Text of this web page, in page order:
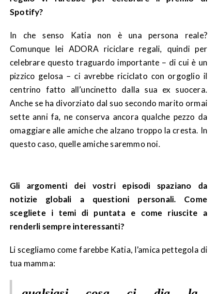
Spotify?
In che senso Katia non è una persona reale?
Comunque lei ADORA riciclare regali, quindi per
celebrare questo traguardo importante – di cui è un
pizzico gelosa – ci avrebbe riciclato con orgoglio il
centrino fatto all’uncinetto dalla sua ex suocera.
Anche se ha divorziato dal suo secondo marito ormai
sette anni fa, ne conserva ancora qualche pezzo da
omaggiare alle amiche che alzano troppo la cresta. In
questo caso, quelle amiche saremmo noi.
Gli argomenti dei vostri episodi spaziano da
notizie globali a questioni personali. Come
scegliete i temi di puntata e come riuscite a
renderli sempre interessanti?
Li scegliamo come farebbe Katia, l’amica pettegola di
tua mamma: